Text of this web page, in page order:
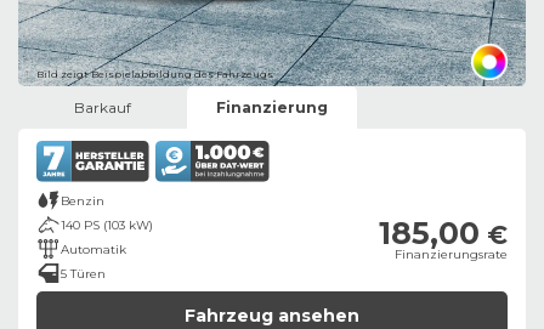
Bild zeigt Beispielabbildung des Fahrzeugs
Barkauf Finanzierung
Benzin
140 PS (103 kW)
Automatik
5 Türen
185,00 €
Finanzierungsrate
Fahrzeug ansehen